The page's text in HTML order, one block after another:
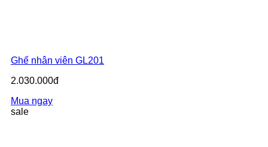
Ghế nhân viên GL201
2.030.000đ
Mua ngay
sale